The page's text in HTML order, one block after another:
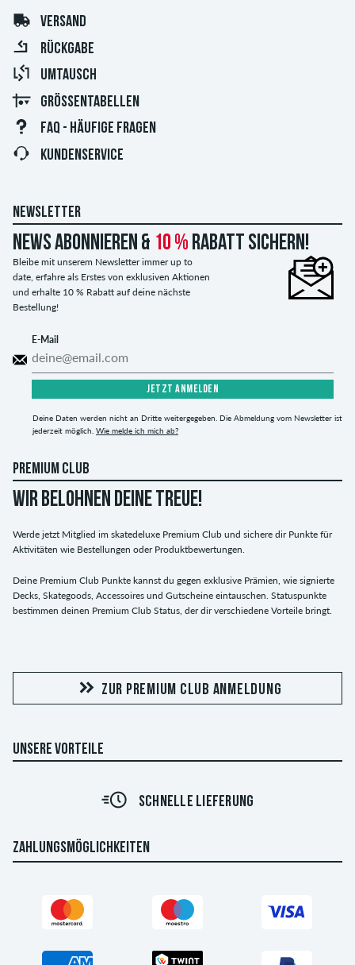
VERSAND
RÜCKGABE
UMTAUSCH
GRÖSSENTABELLEN
FAQ - HÄUFIGE FRAGEN
KUNDENSERVICE
NEWSLETTER
News abonnieren & 10 % Rabatt sichern!
Bleibe mit unserem Newsletter immer up to
date, erfahre als Erstes von exklusiven Aktionen
und erhalte 10 % Rabatt auf deine nächste
Bestellung!
E-Mail
JETZT ANMELDEN
Deine Daten werden nicht an Dritte weitergegeben. Die Abmeldung vom Newsletter ist
jederzeit möglich. Wie melde ich mich ab?
PREMIUM CLUB
WIR BELOHNEN DEINE TREUE!
Werde jetzt Mitglied im skatedeluxe Premium Club und sichere dir Punkte für
Aktivitäten wie Bestellungen oder Produktbewertungen.
Deine Premium Club Punkte kannst du gegen exklusive Prämien, wie signierte
Decks, Skategoods, Accessoires und Gutscheine eintauschen. Statuspunkte
bestimmen deinen Premium Club Status, der dir verschiedene Vorteile bringt.
ZUR PREMIUM CLUB ANMELDUNG
UNSERE VORTEILE
SCHNELLE LIEFERUNG
ZAHLUNGSMÖGLICHKEITEN